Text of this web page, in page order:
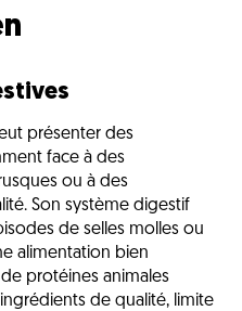
présenter des
face à des
ou à des
Son système digestif
de selles molles ou
alimentation bien
protéines animales
de qualité, limite